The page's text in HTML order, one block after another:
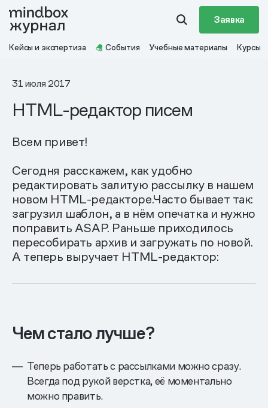
Заявка
Кейсы и экспертиза События Учебные материалы Курсы
31 июля 2017
HTML-редактор писем
Всем привет!
Сегодня расскажем, как удобно
редактировать залитую рассылку в нашем
новом HTML-редакторе.Часто бывает так:
загрузил шаблон, а в нём опечатка и нужно
поправить ASAP. Раньше приходилось
пересобирать архив и загружать по новой.
А теперь выручает HTML-редактор:
Чем стало лучше?
Теперь работать с рассылками можно сразу.
Всегда под рукой верстка, её моментально
можно править.